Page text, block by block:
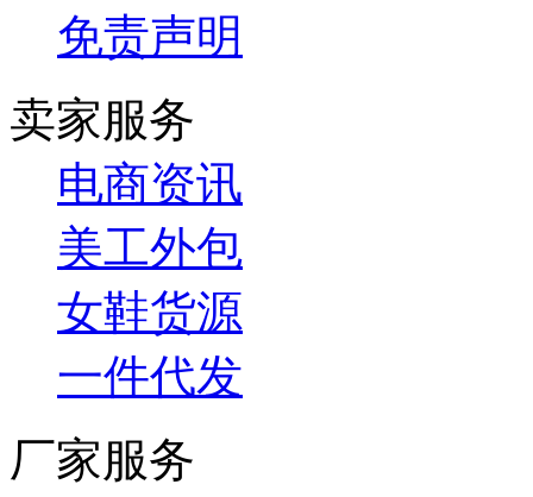
免责声明
卖家服务
电商资讯
美工外包
女鞋货源
一件代发
厂家服务